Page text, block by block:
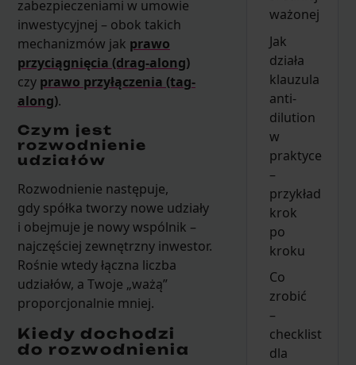
zabezpieczeniami w umowie
inwestycyjnej – obok takich
mechanizmów jak prawo
przyciągnięcia (drag-along)
czy prawo przyłączenia (tag-
along).
Czym jest
rozwodnienie
udziałów
Rozwodnienie następuje,
gdy spółka tworzy nowe udziały
i obejmuje je nowy wspólnik –
najczęściej zewnętrzny inwestor.
Rośnie wtedy łączna liczba
udziałów, a Twoje „ważą”
proporcjonalnie mniej.
Kiedy dochodzi
do rozwodnienia
ważonej
Jak
działa
klauzula
anti-
dilution
w
praktyce
–
przykład
krok
po
kroku
Co
zrobić
–
checklist
dla